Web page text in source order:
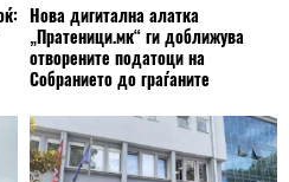
Нова дигитална алатка
„Пратеници.мк“ ги доближува
отворените податоци на
Собранието до граѓаните